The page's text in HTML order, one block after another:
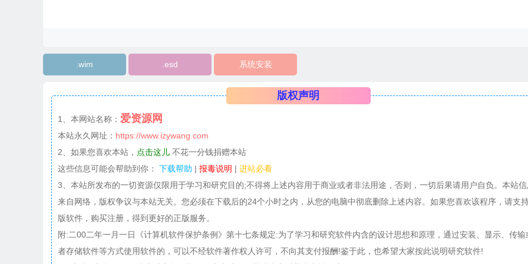
.wim .esd 系统安装
版权声明
1、本网站名称： 爱资源网
本站永久网址： https://www.izywang.com
2、如果您喜欢本站， 点击这儿 不花一分钱捐赠本站
这些信息可能会帮助到你：
下载帮助 | 报毒说明 | 进站必看
3、本站所发布的一切资源仅限用于学习和研究目的;不得将上述内容用于商业或者非法用途，否则，一切后果请用户自负。本站信
来自网络，版权争议与本站无关。您必须在下载后的24个小时之内，从您的电脑中彻底删除上述内容。如果您喜欢该程序，请支
版软件，购买注册，得到更好的正版服务。
附:二00二年一月一日《计算机软件保护条例》第十七条规定:为了学习和研究软件内含的设计思想和原理，通过安装、显示、传输
者存储软件等方式使用软件的，可以不经软件著作权人许可，不向其支付报酬!鉴于此，也希望大家按此说明研究软件!